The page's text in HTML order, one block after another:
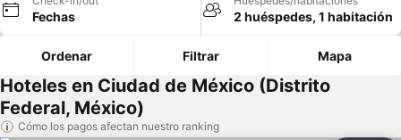
Fechas 2 huéspedes, 1 habitación
Ordenar Filtrar Mapa
Hoteles en Ciudad de México (Distrito
Federal, México)
Cómo los pagos afectan nuestro ranking